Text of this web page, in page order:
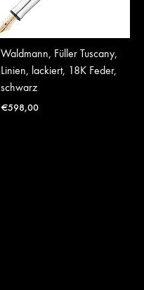
Waldmann, Füller Tuscany,
Linien, lackiert, 18K Feder,
schwarz
€598,00